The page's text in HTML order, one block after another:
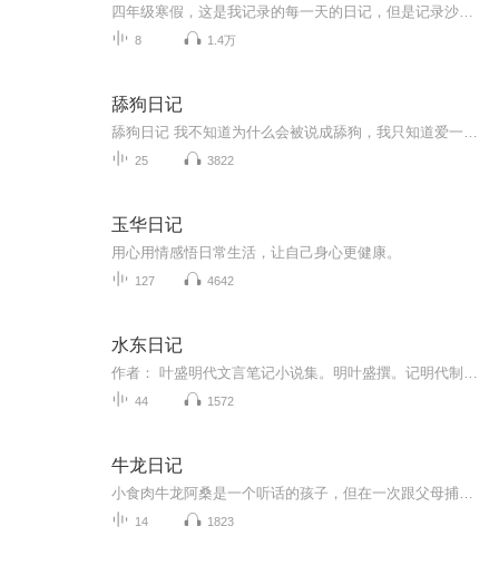
8 1.4万
舔狗日记
25 3822
玉华日记
用心用情感悟日常生活，让自己身心更健康。
127 4642
水东日记
44 1572
牛龙日记
14 1823